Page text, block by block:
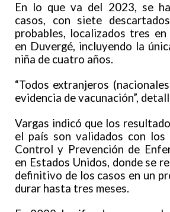
En lo que va del 2023, se
casos, con siete
probables, localizados tres
en Duvergé, incluyendo la
niña de cuatro años.
“Todos extranjeros
evidencia de vacunación”,
Vargas indicó que los
el país son validados con los
Control y Prevención de
en Estados Unidos, donde se
definitivo de los casos en un
durar hasta tres meses.